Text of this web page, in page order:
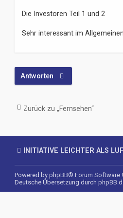
i
a
Die Investoren Teil 1 und 2
Sehr interessant im
Antworten
Zurück zu „Fernsehen“
INITIATIVE LEICHTER ALS
Powered by phpBB® Forum Software
Deutsche Übersetzung durch